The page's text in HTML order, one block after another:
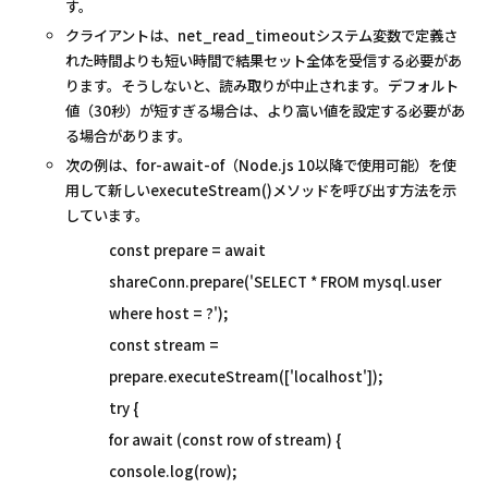
す。
クライアントは、net_read_timeoutシステム変数で定義さ
れた時間よりも短い時間で結果セット全体を受信する必要があ
ります。そうしないと、読み取りが中止されます。デフォルト
値（30秒）が短すぎる場合は、より高い値を設定する必要があ
る場合があります。
次の例は、for-await-of（Node.js 10以降で使用可能）を使
用して新しいexecuteStream()メソッドを呼び出す方法を示
しています。
const prepare = await
shareConn.prepare('SELECT * FROM mysql.user
where host = ?');
const stream =
prepare.executeStream(['localhost']);
try {
for await (const row of stream) {
console.log(row);